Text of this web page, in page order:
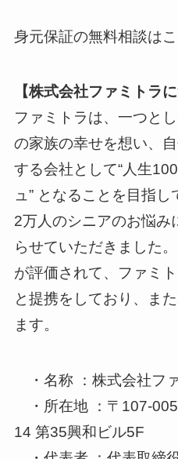
身元保証の無料相談は
【株式会社ファミトラに
ファミトラは、一つと
の家族の幸せを想い、
する会社として“人生
ュ” となることを目指
2万人のシニアのお悩み
らせていただきました
が評価されて、ファミ
と提携をしており、ま
ます。
・名称 ：株式会社フ
・所在地 ：〒107-
14 第35興和ビル5F